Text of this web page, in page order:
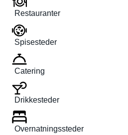
Restauranter
Spisesteder
Catering
Drikkesteder
Overnatningssteder